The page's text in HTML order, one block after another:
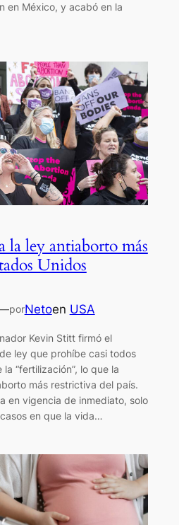
en México, y acabó en la
la ley antiaborto más
Unidos
porNetoen USA
Kevin Stitt firmó el
ley que prohíbe casi todos
“fertilización”, lo que la
más restrictiva del país.
en vigencia de inmediato, solo
en que la vida…